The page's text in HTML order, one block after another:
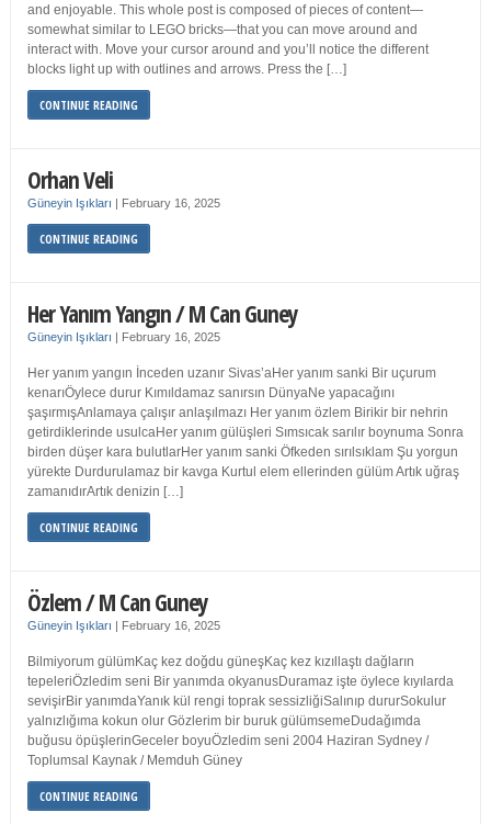
and enjoyable. This whole post is composed of pieces of content—
somewhat similar to LEGO bricks—that you can move around and
interact with. Move your cursor around and you’ll notice the different
blocks light up with outlines and arrows. Press the […]
CONTINUE READING
Orhan Veli
Güneyin Işıkları | February 16, 2025
CONTINUE READING
Her Yanım Yangın / M Can Guney
Güneyin Işıkları | February 16, 2025
Her yanım yangın İnceden uzanır Sivas’aHer yanım sanki Bir uçurum
kenarıÖylece durur Kımıldamaz sanırsın DünyaNe yapacağını
şaşırmışAnlamaya çalışır anlaşılmazı Her yanım özlem Birikir bir nehrin
getirdiklerinde usulcaHer yanım gülüşleri Sımsıcak sarılır boynuma Sonra
birden düşer kara bulutlarHer yanım sanki Öfkeden sırılsıklam Şu yorgun
yürekte Durdurulamaz bir kavga Kurtul elem ellerinden gülüm Artık uğraş
zamanıdırArtık denizin […]
CONTINUE READING
Özlem / M Can Guney
Güneyin Işıkları | February 16, 2025
Bilmiyorum gülümKaç kez doğdu güneşKaç kez kızıllaştı dağların
tepeleriÖzledim seni Bir yanımda okyanusDuramaz işte öylece kıyılarda
sevişirBir yanımdaYanık kül rengi toprak sessizliğiSalınıp dururSokulur
yalnızlığıma kokun olur Gözlerim bir buruk gülümsemeDudağımda
buğusu öpüşlerinGeceler boyuÖzledim seni 2004 Haziran Sydney /
Toplumsal Kaynak / Memduh Güney
CONTINUE READING